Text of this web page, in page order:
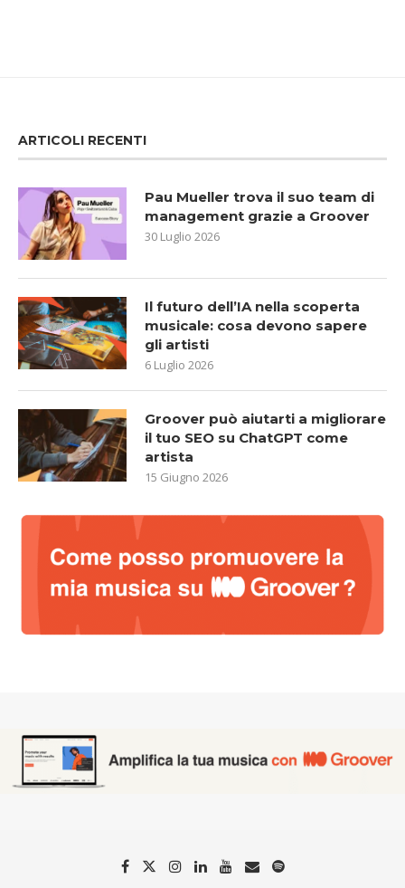
ARTICOLI RECENTI
Pau Mueller trova il suo team di
management grazie a Groover
30 Luglio 2026
Il futuro dell’IA nella scoperta
musicale: cosa devono sapere
gli artisti
6 Luglio 2026
Groover può aiutarti a migliorare
il tuo SEO su ChatGPT come
artista
15 Giugno 2026